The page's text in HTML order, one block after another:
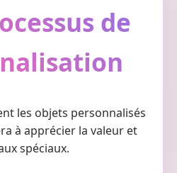
de
les objets personnalisés
à apprécier la valeur et
spéciaux.